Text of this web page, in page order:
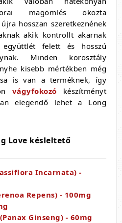
magömlés okozta
hosszan szeretkeznének
akik kontrollt akarnak
együttlét felett és hosszú
Minden korosztály
kisebb mértékben még
is van a terméknek, így
vágyfokozó készítményt
elegendő lehet a Long
Love késleltető
Incarnata) -
Repens) - 100mg
Ginseng) - 60mg